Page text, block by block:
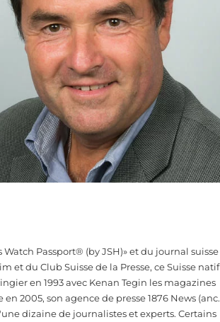
Passport® (by JSH)» et du journal suisse
et du Club Suisse de la Presse, ce Suisse natif
en 1993 avec Kenan Tegin les magazines
2005, son agence de presse 1876 News (anc.
dizaine de journalistes et experts. Certains